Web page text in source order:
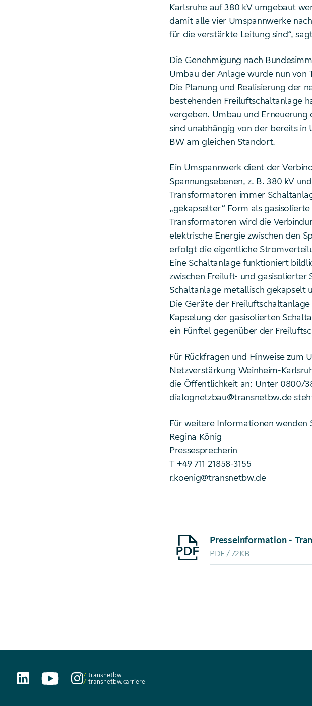
Karlsruhe auf 380 kV umgebaut
damit alle vier Umspannwerke
für die verstärkte Leitung sind“,
Die Genehmigung nach
Umbau der Anlage wurde nun von
Die Planung und Realisierung der
bestehenden Freiluftschaltanlage
vergeben. Umbau und
sind unabhängig von der bereits
BW am gleichen Standort.
Ein Umspannwerk dient der
Spannungsebenen, z. B. 380 kV
Transformatoren immer
„gekapselter“ Form als
Transformatoren wird die
elektrische Energie zwischen den
erfolgt die eigentliche
Eine Schaltanlage funktioniert
zwischen Freiluft- und
Schaltanlage metallisch gekapselt
Die Geräte der
Kapselung der gasisolierten
ein Fünftel gegenüber der
Für Rückfragen und Hinweise zum
Netzverstärkung Weinheim-
die Öffentlichkeit an: Unter 0800/
dialognetzbau@transnetbw.de
Für weitere Informationen wenden
Regina König
Pressesprecherin
T +49 711 21858-3155
r.koenig@transnetbw.de
Starte Download von:
PDF 72KB
transnetbw
transnetbw.karriere